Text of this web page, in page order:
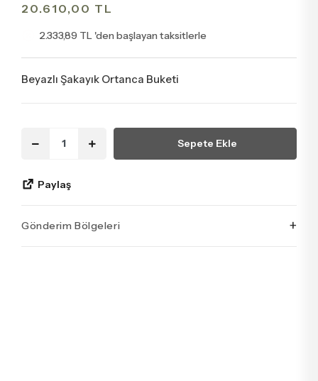
20.610,00 TL
2.333,89 TL 'den başlayan taksitlerle
Beyazlı Şakayık Ortanca Buketi
Sepete Ekle
Paylaş
Gönderim Bölgeleri +